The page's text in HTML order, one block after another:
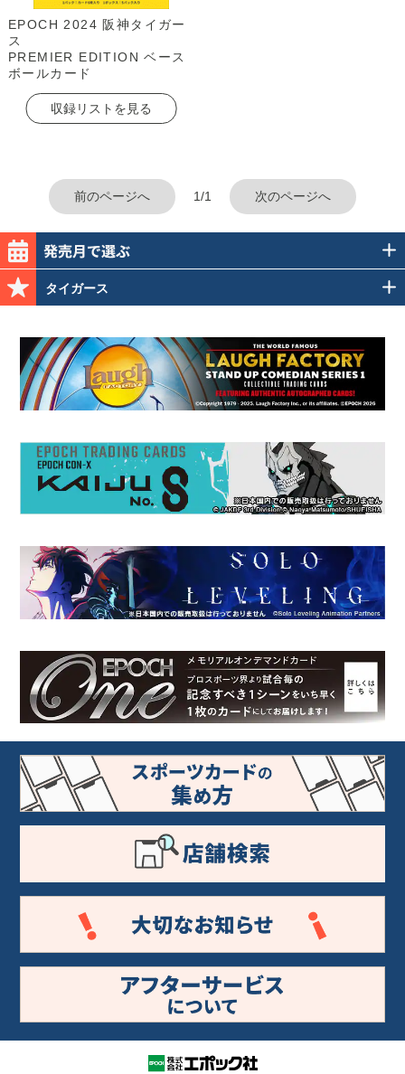
EPOCH 2024 阪神タイガー
ス
PREMIER EDITION ベース
ボールカード
収録リストを見る
前のページへ 1/1 次のページへ
タイガース